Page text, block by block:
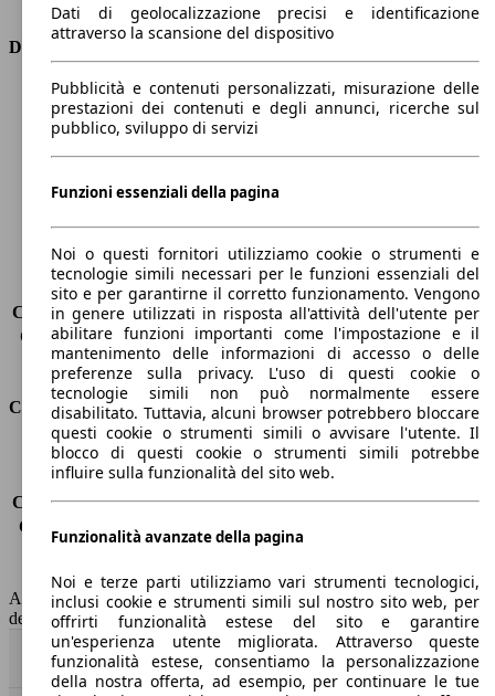
Dimensioni
Lunghezza
4350 mm
Altezza
1460 mm
Larghezza
Peso massimo
-
Sedili
5
Carico sul tetto
-
Capacità di traino (senza freni) -
Capacità di traino (con freni)
1300 kg
Volume del bagagliaio
350 - 1150 l
Consumi
Emissioni di CO2*
127 g/km (komb.)
Consumo (urbano)
7.4 l/100km
Consumo (extra-urbano) 4.4 l/100km
Consumo (combinato)*
5.5 l/100km
Capacità del serbatoio
60 l
AutoScout24 non si assume alcuna responsabilità per la correttezza
dei dati.
Torna su
Dati di geolocalizzazione precisi e identificazione
attraverso la scansione del dispositivo
Pubblicità e contenuti personalizzati, misurazione delle
prestazioni dei contenuti e degli annunci, ricerche sul
pubblico, sviluppo di servizi
Funzioni essenziali della pagina
Noi o questi fornitori utilizziamo cookie o strumenti e
tecnologie simili necessari per le funzioni essenziali del
sito e per garantirne il corretto funzionamento. Vengono
in genere utilizzati in risposta all'attività dell'utente per
abilitare funzioni importanti come l'impostazione e il
mantenimento delle informazioni di accesso o delle
preferenze sulla privacy. L'uso di questi cookie o
tecnologie simili non può normalmente essere
disabilitato. Tuttavia, alcuni browser potrebbero bloccare
questi cookie o strumenti simili o avvisare l'utente. Il
blocco di questi cookie o strumenti simili potrebbe
influire sulla funzionalità del sito web.
Funzionalità avanzate della pagina
Noi e terze parti utilizziamo vari strumenti tecnologici,
inclusi cookie e strumenti simili sul nostro sito web, per
offrirti funzionalità estese del sito e garantire
un'esperienza utente migliorata. Attraverso queste
funzionalità estese, consentiamo la personalizzazione
della nostra offerta, ad esempio, per continuare le tue